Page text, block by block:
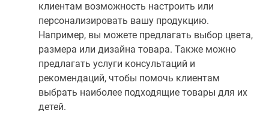
клиентам возможность настроить или
персонализировать вашу продукцию.
Например, вы можете предлагать выбор цвета,
размера или дизайна товара. Также можно
предлагать услуги консультаций и
рекомендаций, чтобы помочь клиентам
выбрать наиболее подходящие товары для их
детей.